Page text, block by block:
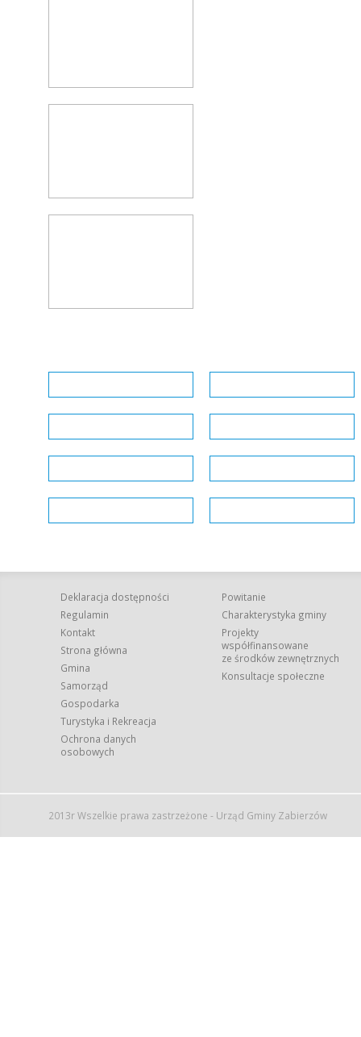
Deklaracja dostępności
Regulamin
Kontakt
Strona główna
Gmina
Samorząd
Gospodarka
Turystyka i Rekreacja
Ochrona danych
osobowych
Powitanie
Charakterystyka gminy
Projekty
współfinansowane
ze środków zewnętrznych
Konsultacje społeczne
2013r Wszelkie prawa zastrzeżone - Urząd Gminy Zabierzów